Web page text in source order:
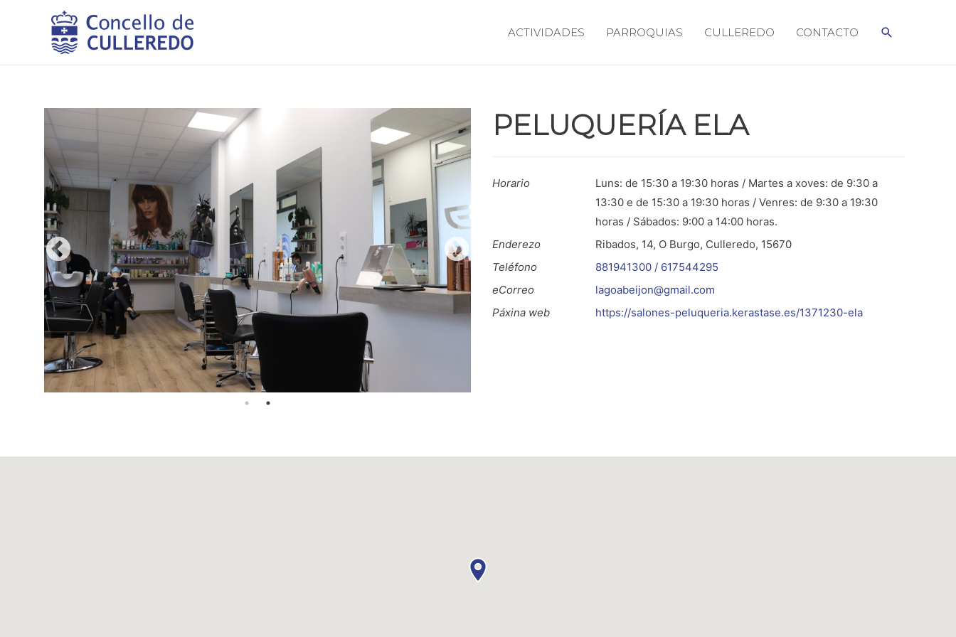
ACTIVIDADES PARROQUIAS CULLEREDO CONTACTO BUSCAR
PELUQUERÍA ELA
Horario
Luns: de 15:30 a 19:30 horas / Martes a xoves: de 9:30 a
13:30 e de 15:30 a 19:30 horas / Venres: de 9:30 a 19:30
horas / Sábados: 9:00 a 14:00 horas.
Enderezo
Ribados, 14, O Burgo, Culleredo, 15670
Teléfono
881941300 / 617544295
eCorreo
lagoabeijon@gmail.com
Páxina web
https://salones-peluqueria.kerastase.es/1371230-ela